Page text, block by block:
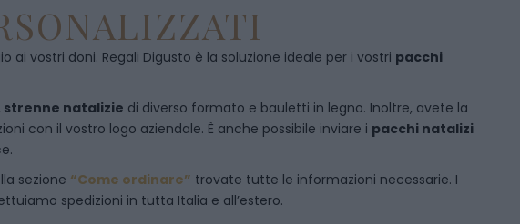
vostri doni. Regali Digusto è la soluzione ideale per i vostri pacchi
strenne natalizie di diverso formato e bauletti in legno. Inoltre, avete la
con il vostro logo aziendale. È anche possibile inviare i pacchi natalizi
sezione “Come ordinare” trovate tutte le informazioni necessarie. I
spedizioni in tutta Italia e all’estero.